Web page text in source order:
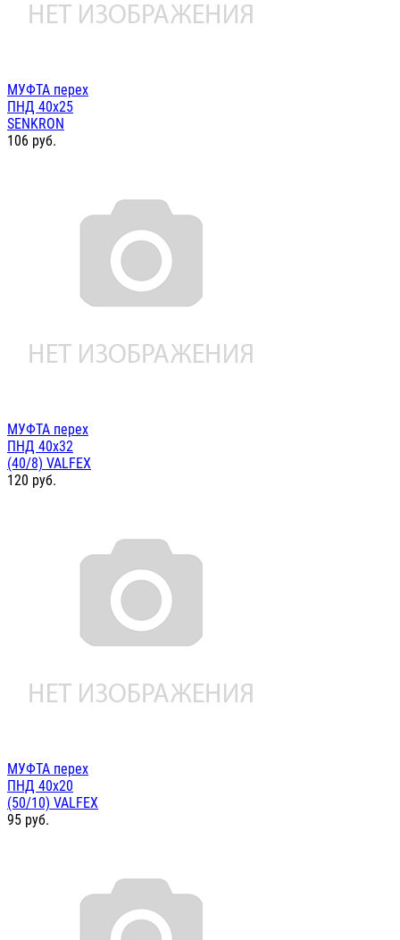
МУФТА перех
ПНД 40х25
SENKRON
106 руб.
МУФТА перех
ПНД 40х32
(40/8) VALFEX
120 руб.
МУФТА перех
ПНД 40х20
(50/10) VALFEX
95 руб.